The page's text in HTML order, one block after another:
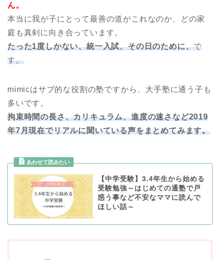
ん。
本当に我が子にとって最善の道がこれなのか、どの家
庭も真剣に向き合っています。
たった1度しかない、統一入試、その日のために、で
す。
mimicはサブ的な役割の塾ですから、大手塾に通う子も
多いです。
拘束時間の長さ、カリキュラム、進度の速さなど2019
年7月現在でリアルに聞いている声をまとめてみます。
【中学受験】3.4年生から始める
受験勉強～はじめての通塾で戸
惑う事など不安なママに読んで
ほしい話～